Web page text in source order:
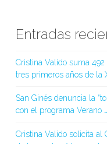
Entradas
Cristina Valido suma
tres primeros años de la
San Ginés denuncia la
con el programa Verano
Cristina Valido solicita al